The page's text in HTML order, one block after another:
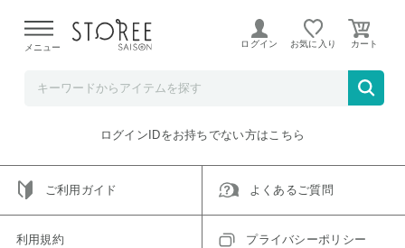
よる配送遅延が発生しております。
メニュー ログイン お気に入り
ご指定のアイテムは取り扱い終了、またはただいま取り扱い
トップへ戻る
ログインIDをお持ちでない方はこちら
ご利用ガイド よくあるご質問
利用規約 プライバシーポリシー